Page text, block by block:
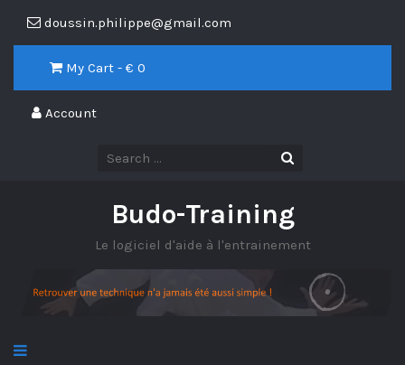
doussin.philippe@gmail.com
My Cart - € 0
Account
Budo-Training
Le logiciel d'aide à l'entrainement